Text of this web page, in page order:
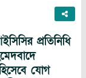
প্রতিনিধি
যোগ